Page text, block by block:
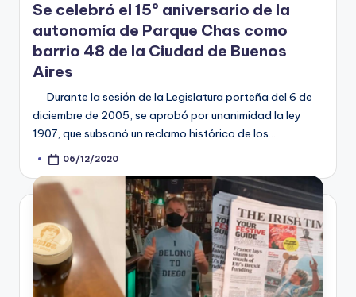
Se celebró el 15º aniversario de la
autonomía de Parque Chas como
barrio 48 de la Ciudad de Buenos
Aires
Durante la sesión de la Legislatura porteña del 6 de
diciembre de 2005, se aprobó por unanimidad la ley
1907, que subsanó un reclamo histórico de los…
Posted06/12/2020